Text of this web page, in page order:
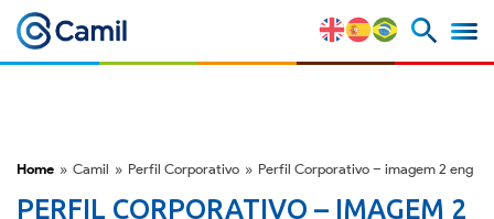
Perfil Corporativo
Estratégia e Vantagens
Home » Camil » Perfil Corporativo » Perfil Corporativo – imagem 2 eng
PERFIL CORPORATIVO – IMAGEM 2